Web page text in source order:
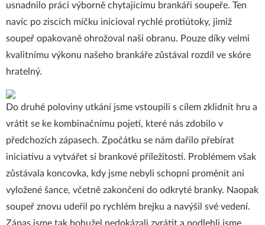
usnadnilo práci výborně chytajícímu brankáři soupeře. Ten
navíc po ziscích míčku inicioval rychlé protiútoky, jimiž
soupeř opakovaně ohrožoval naši obranu. Pouze díky velmi
kvalitnímu výkonu našeho brankáře zůstával rozdíl ve skóre
hratelný.
Do druhé poloviny utkání jsme vstoupili s cílem zklidnit hru a
vrátit se ke kombinačnímu pojetí, které nás zdobilo v
předchozích zápasech. Zpočátku se nám dařilo přebírat
iniciativu a vytvářet si brankové příležitosti. Problémem však
zůstávala koncovka, kdy jsme nebyli schopni proměnit ani
vyložené šance, včetně zakončení do odkryté branky. Naopak
soupeř znovu udeřil po rychlém brejku a navýšil své vedení.